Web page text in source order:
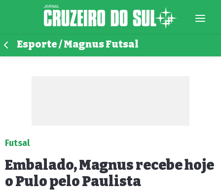
Esporte / Magnus Futsal
Futsal
Embalado, Magnus recebe hoje
o Pulo pelo Paulista